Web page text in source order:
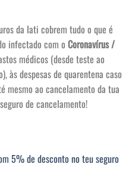
da Iati cobrem tudo o que é
infectado com o Coronavírus /
médicos (desde teste ao
às despesas de quarentena caso
mesmo ao cancelamento da tua
de cancelamento!
5% de desconto no teu seguro